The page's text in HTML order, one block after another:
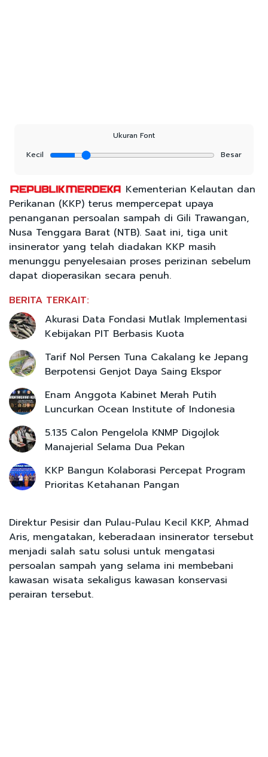
Ukuran Font
Kecil
Besar
Kementerian Kelautan dan
Perikanan (KKP) terus mempercepat upaya
penanganan persoalan sampah di Gili Trawangan,
Nusa Tenggara Barat (NTB). Saat ini, tiga unit
insinerator yang telah diadakan KKP masih
menunggu penyelesaian proses perizinan sebelum
dapat dioperasikan secara penuh.
BERITA TERKAIT:
Akurasi Data Fondasi Mutlak Implementasi
Kebijakan PIT Berbasis Kuota
Tarif Nol Persen Tuna Cakalang ke Jepang
Berpotensi Genjot Daya Saing Ekspor
Enam Anggota Kabinet Merah Putih
Luncurkan Ocean Institute of Indonesia
5.135 Calon Pengelola KNMP Digojlok
Manajerial Selama Dua Pekan
KKP Bangun Kolaborasi Percepat Program
Prioritas Ketahanan Pangan
Direktur Pesisir dan Pulau-Pulau Kecil KKP, Ahmad
Aris, mengatakan, keberadaan insinerator tersebut
menjadi salah satu solusi untuk mengatasi
persoalan sampah yang selama ini membebani
kawasan wisata sekaligus kawasan konservasi
perairan tersebut.